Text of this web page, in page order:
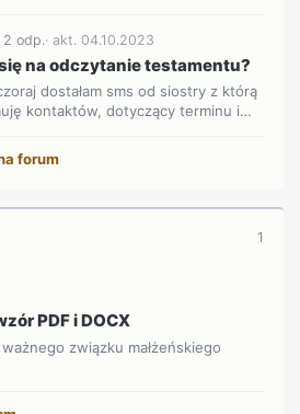
2 odp.· akt. 04.10.2023
na odczytanie testamentu?
dostałam sms od siostry z którą
kontaktów, dotyczący terminu i
forum
1
PDF i DOCX
związku małżeńskiego